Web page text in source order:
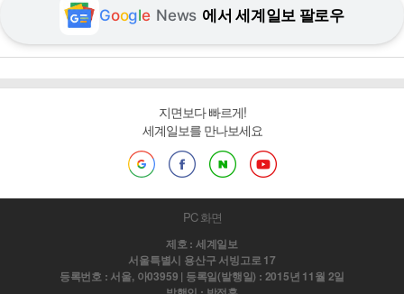
Google News 에서 세계일보 팔로우
지면보다 빠르게!
세계일보를 만나보세요
PC 화면
제호 : 세계일보
서울특별시 용산구 서빙고로 17
등록번호 : 서울, 아03959 | 등록일(발행일) : 2015년 11월 2일